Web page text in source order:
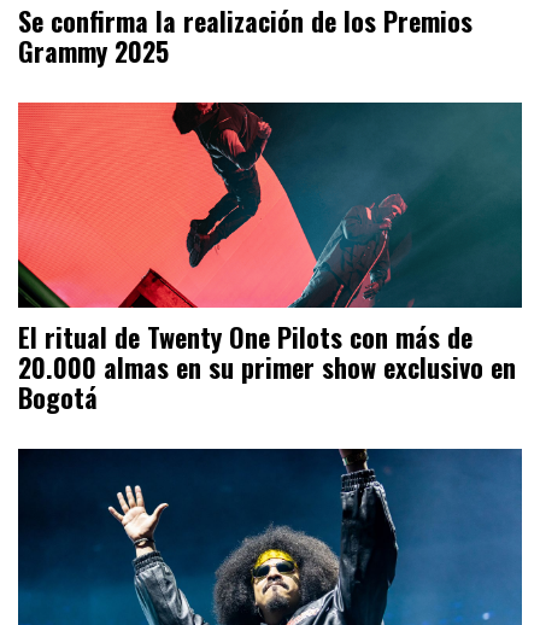
Se confirma la realización de los Premios
Grammy 2025
El ritual de Twenty One Pilots con más de
20.000 almas en su primer show exclusivo en
Bogotá